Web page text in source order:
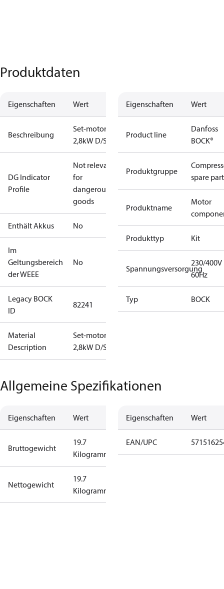
Produktdaten
Eigenschaften Wert
Beschreibung
Set-motor
2,8kW D/S
DG Indicator
Profile
Not relevant
for
dangerous
goods
Enthält Akkus No
Im
Geltungsbereich
der WEEE
No
Legacy BOCK
ID
82241
Material
Description
Set-motor
2,8kW D/S
Eigenschaften Wert
Product line
Danfoss
BOCK®
Produktgruppe
spare
Produktname
Motor
Produkttyp Kit
Spannungsversorgung
230/400V
60Hz
Typ BOCK
Allgemeine Spezifikationen
Eigenschaften Wert
Bruttogewicht
19.7
Kilogramm
Nettogewicht
19.7
Kilogramm
Eigenschaften Wert
EAN/UPC